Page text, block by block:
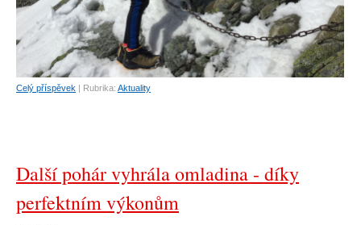
Celý příspěvek | Rubrika: Aktuality
Další pohár vyhrála omladina - díky
perfektním výkonům